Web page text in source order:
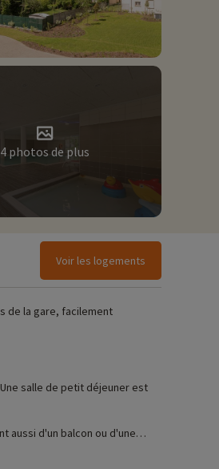
4 photos de plus
Voir les logements
de la gare, facilement
salle de petit déjeuner est
aussi d'un balcon ou d'une